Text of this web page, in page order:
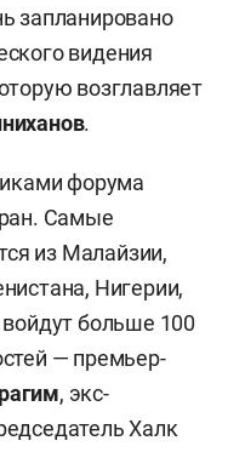
запланировано
видения
возглавляет
.
форума
Самые
из Малайзии,
Нигерии,
больше 100
— премьер-
, экс-
Халк